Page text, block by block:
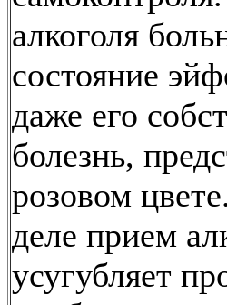
алкоголя
состояние
даже его
болезнь,
розовом
деле прием
усугубляет